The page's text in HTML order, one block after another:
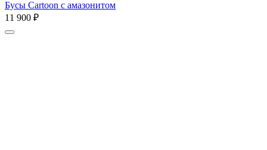
Бусы Cartoon с амазонитом
11 900 ₽